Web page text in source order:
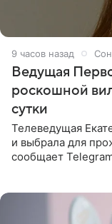
9 часов назад
Ведущая
роскошной
сутки
Телеведущая
и выбрала для
сообщает